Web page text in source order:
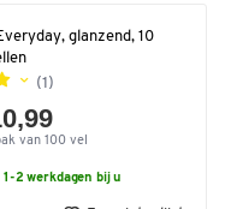
glanzend, 10
(1)
van 100 vel
1-2 werkdagen bij u